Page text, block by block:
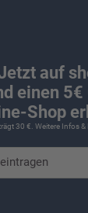
auf
einen
Shop
30 €. Weitere Infos